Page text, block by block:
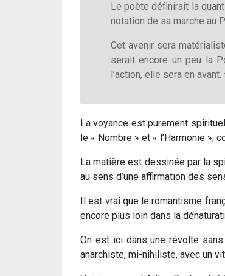
Le poète définirait la
notation de sa marche au
Cet avenir sera
serait encore un peu la
l’action, elle sera en avant.
La voyance est purement
le « Nombre » et « l’Harmonie »,
La matière est dessinée par la
au sens d’une affirmation des
Il est vrai que le romantisme
encore plus loin dans la
On est ici dans une révolte sans
anarchiste, mi-nihiliste, avec un